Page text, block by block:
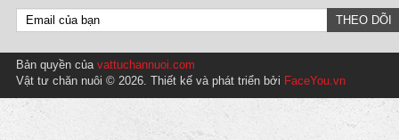
Bản quyền của vattuchannuoi.com
Vật tư chăn nuôi © 2026. Thiết kế và phát triển bởi FaceYou.vn